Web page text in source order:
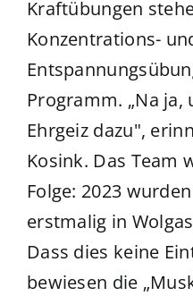
Kraftübungen
Konzentrations-
Programm. „Na
Ehrgeiz dazu",
Kosink. Das Team
Folge: 2023
erstmalig in
Dass dies keine
bewiesen die